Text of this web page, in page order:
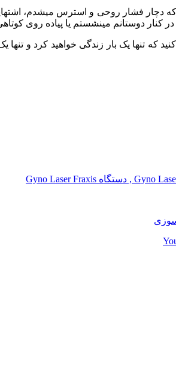
دچار فشار روحی و استرس می‏شدم،
کنار دوستانم می‏نشستم یا پیاده روی
که تنها یک بار زندگی خواهید کرد و